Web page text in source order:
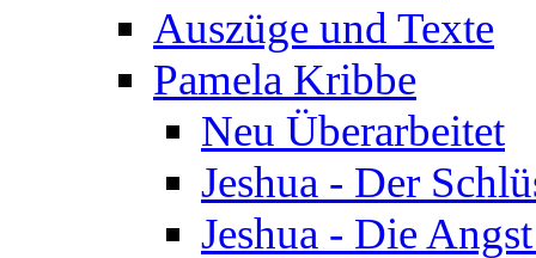
Auszüge und Texte
Pamela Kribbe
Neu Überarbeitet
Jeshua - Der
Jeshua - Die